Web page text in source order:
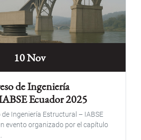
10 Nov
de Ingeniería
Ecuador 2025
de Ingeniería Estructural – IABSE
evento organizado por el capítulo